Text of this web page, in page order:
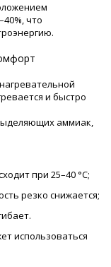
что
и быстро
аммиак,
при 25–40 °C;
резко снижается;
использоваться